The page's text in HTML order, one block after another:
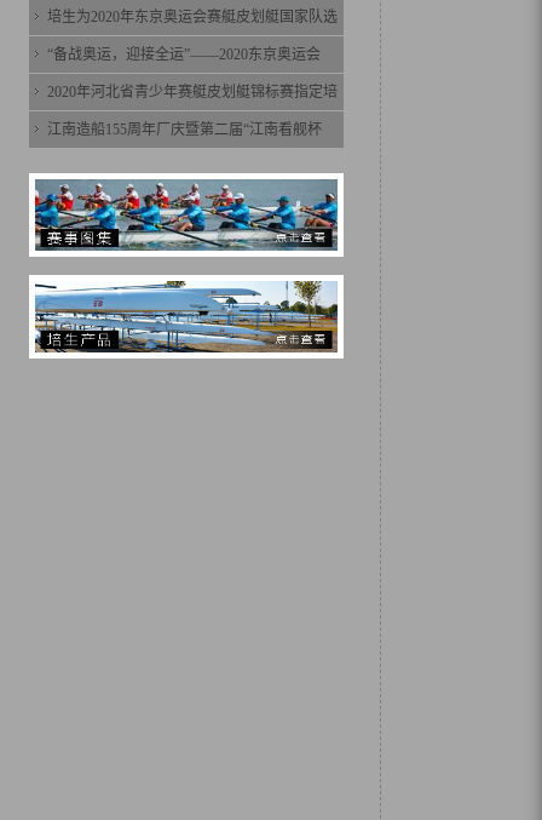
培生为2020年东京奥运会赛艇皮划艇国家队选
“备战奥运，迎接全运”——2020东京奥运会
2020年河北省青少年赛艇皮划艇锦标赛指定培
江南造船155周年厂庆暨第二届“江南看舰杯